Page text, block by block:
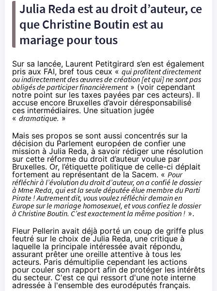
Julia Reda est au droit d’auteur, ce
que Christine Boutin est au
mariage pour tous
Sur sa lancée, Laurent Petitgirard s’en est également
pris aux FAI, bref tous ceux « qui profitent directement
ou indirectement des œuvres de création [et qui] ne sont pas
obligés de participer financièrement» (voir cependant
notre point sur les taxes payées par ces acteurs). Il
accuse encore Bruxelles d’avoir déresponsabilisé
ces intermédiaires. Une situation jugée
« dramatique. »
Mais ses propos se sont aussi concentrés sur la
décision du Parlement européen de confier une
mission à Julia Reda, à savoir rédiger une résolution
sur cette réforme du droit d’auteur voulue par
Bruxelles. Or, l’étiquette politique de celle-ci déplait
fortement au représentant de la Sacem. « Pour
réfléchir à l’évolution du droit d’auteur, on a confié le dossier
à Mme Reda, qui est la seule députée élue membre du Parti
Pirate ! Autrement dit, vous voulez réfléchir demain en
Europe sur le mariage homosexuel, et vous confiez le dossier
à Christine Boutin. C’est exactement la même position ! ».
Fleur Pellerin avait déjà porté un coup de griffe plus
feutré sur le choix de Julia Reda, une critique à
laquelle la principale intéressée avait répondu,
assurant prêter une oreille attentive à tous les
acteurs. Paris démultiplie cependant les actions
pour couler son rapport afin de protéger les intérêts
du secteur. C'est ce qui ressort d'une note interne
adressée à l'ensemble des eurodéputés français.